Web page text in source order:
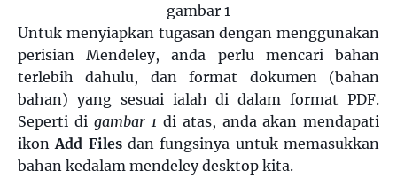
gambar 1
Untuk menyiapkan tugasan dengan menggunakan
perisian Mendeley, anda perlu mencari bahan
terlebih dahulu, dan format dokumen (bahan
bahan) yang sesuai ialah di dalam format PDF.
Seperti di gambar 1 di atas, anda akan mendapati
ikonAdd Filesdan fungsinya untuk memasukkan
bahan kedalam mendeley desktop kita.